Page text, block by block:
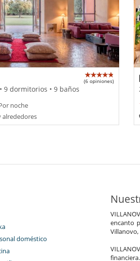
(6 opiniones)
9 dormitorios • 9 baños
noche
alrededores
doméstico
encanto
Villanovo,
financiera.